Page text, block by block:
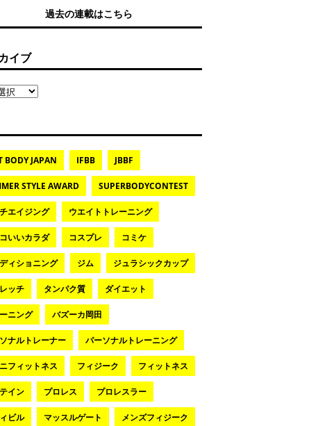
過去の連載はこちら
イブ
BODY JAPAN IFBB JBBF
STYLE AWARD SUPERBODYCONTEST
エイジング ウエイトトレーニング
いいカラダ コスプレ コミケ
ィショニング ジム ジュラシックカップ
ッチ タンパク質 ダイエット
ニング バズーカ岡田
ナルトレーナー パーソナルトレーニング
フィットネス フィジーク フィットネス
イン プロレス プロレスラー
ビル マッスルゲート メンズフィジーク